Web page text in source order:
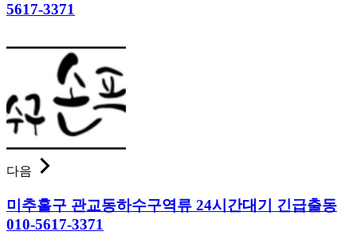
5617-3371
다음
미추홀구 관교동하수구역류 24시간대기 긴급출동
010-5617-3371